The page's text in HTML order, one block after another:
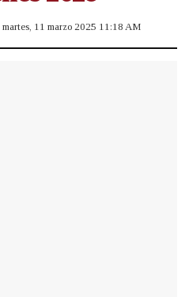
martes, 11 marzo 2025 11:18 AM